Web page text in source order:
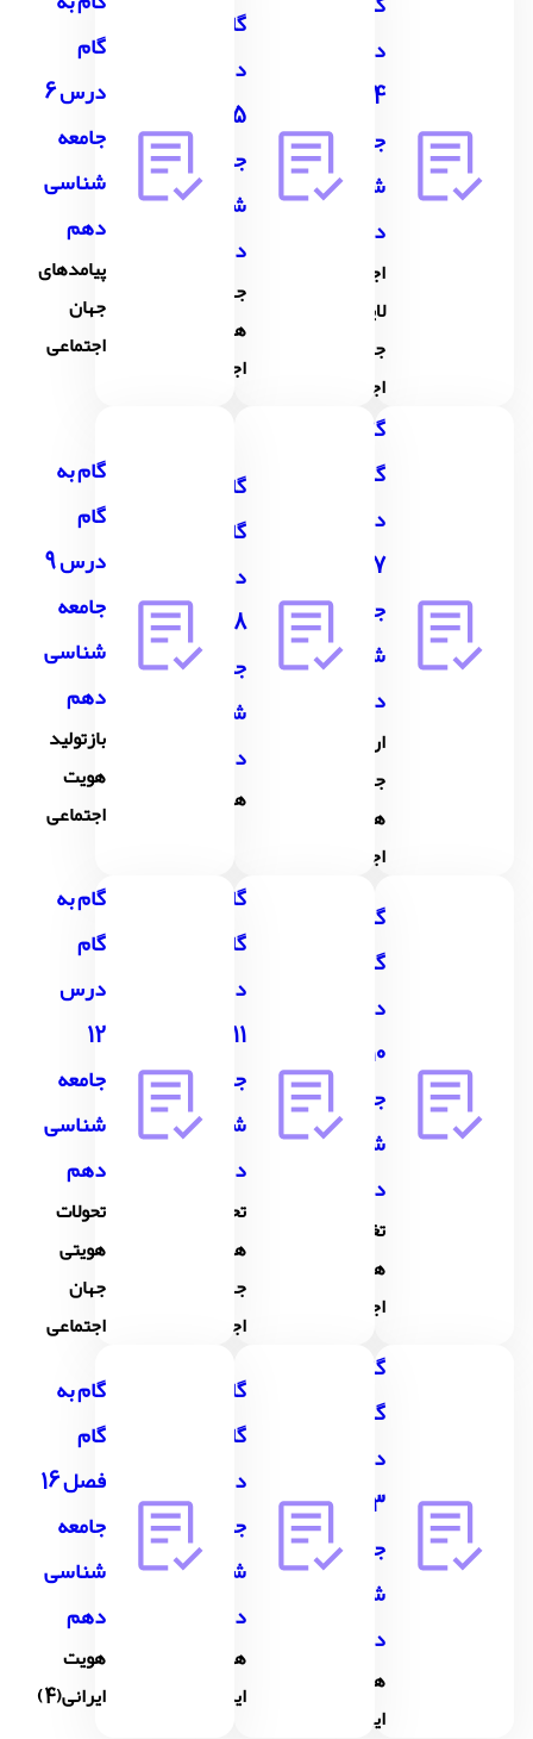
درس
4
جامعه
شناسی
دهم
اجزا و
لایه های
جهان
اجتماعی
گام
درس
5
جامعه
شناسی
دهم
جهان
های
اجتماعی
گام
درس 6
جامعه
شناسی
دهم
پیامدهای
جهان
اجتماعی
گام به
گام
درس
7
جامعه
شناسی
دهم
ارزیابی
جهان
های
اجتماعی
گام به
گام
درس
8
جامعه
شناسی
دهم
هویت
گام به
گام
درس 9
جامعه
شناسی
دهم
بازتولید
هویت
اجتماعی
گام به
گام
درس
10
جامعه
شناسی
دهم
تغییرات
هویت
اجتماعی
گام به
گام
درس
11
جامعه
شناسی
دهم
تحولات
هویتی
جهان
اجتماعی
گام به
گام
درس
12
جامعه
شناسی
دهم
تحولات
هویتی
جهان
اجتماعی
گام به
گام
درس
13
جامعه
شناسی
دهم
هویت
ایرانی(1)
گام به
گام
جامعه
شناسی
دهم
هویت
ایرانی(3)
گام به
گام
فصل 16
جامعه
شناسی
دهم
هویت
ایرانی(4)